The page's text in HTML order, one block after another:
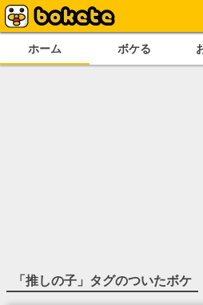
ホーム ボケる
「推しの子 」タグのついたボケ